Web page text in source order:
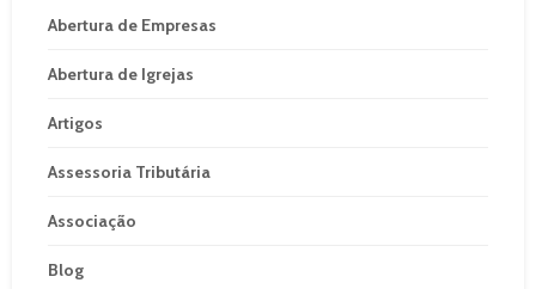
Abertura de Empresas
Abertura de Igrejas
Artigos
Assessoria Tributária
Associação
Blog